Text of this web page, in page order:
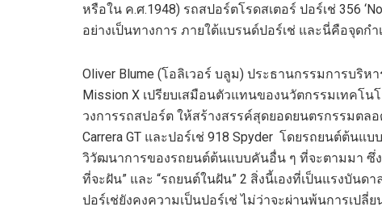
หรือใน ค.ศ.1948) รถสปอร์ตโรดสเตอร์ ปอร์เช่ 356
อย่างเป็นทางการ ภายใต้แบรนด์ปอร์เช่ และนี่คือจุดก
Oliver Blume (โอลิเวอร์ บลูม) ประธานกรรมการบริห
Mission X เปรียบเสมือนตัวแทนของนวัตกรรมเทคโ
วงการรถสปอร์ต ให้สร้างสรรค์สุดยอดยนตรกรรมตล
Carrera GT และปอร์เช่ 918 Spyder โดยรถยนต์ต้นแ
วิวัฒนาการของรถยนต์ต้นแบบคันอื่น ๆ ที่จะตามมา ซึ่
ที่จะฝัน” และ “รถยนต์ในฝัน” 2 สิ่งนี้เองที่เป็นแรงบัน
ปอร์เช่ยังคงความเป็นปอร์เช่ ไม่ว่าจะผ่านพ้นการเปลี่ย